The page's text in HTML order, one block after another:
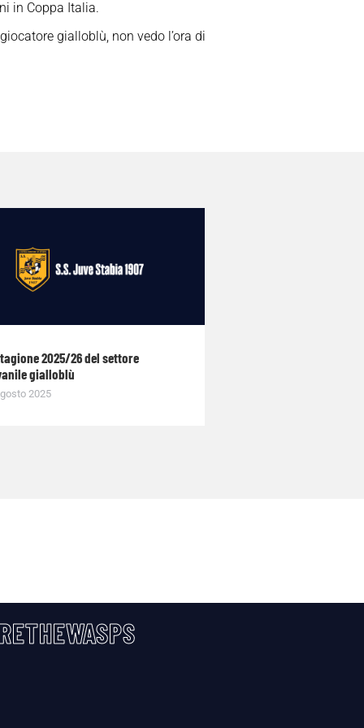
in Coppa Italia.
gialloblù, non vedo l’ora di
2025/26 del settore
gialloblù
2025